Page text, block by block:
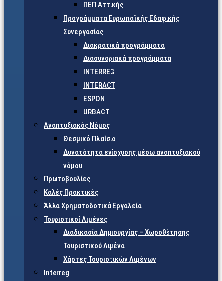
ΠΕΠ Αττικής
Προγράμματα Ευρωπαϊκής Εδαφικής
Συνεργασίας
Διακρατικά προγράμματα
Διασυνοριακά προγράμματα
INTERREG
INTERACT
ESPON
URBACT
Αναπτυξιακός Νόμος
Θεσμικό Πλαίσιο
Δυνατότητα ενίσχυσης μέσω αναπτυξιακού
νόμου
Πρωτοβουλίες
Καλές Πρακτικές
Άλλα Χρηματοδοτικά Εργαλεία
Τουριστικοί Λιμένες
Διαδικασία Δημιουργίας – Χωροθέτησης
Τουριστικού Λιμένα
Χάρτες Τουριστικών Λιμένων
Interreg